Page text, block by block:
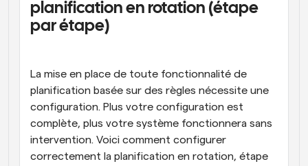
planification en rotation (étape
par étape)
La mise en place de toute fonctionnalité de
planification basée sur des règles nécessite une
configuration. Plus votre configuration est
complète, plus votre système fonctionnera sans
intervention. Voici comment configurer
correctement la planification en rotation, étape